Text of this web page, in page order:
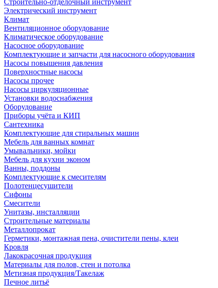
Строительно-отделочный инструмент
Электрический инструмент
Климат
Вентиляционное оборудование
Климатическое оборудование
Насосное оборудование
Комплектующие и запчасти для насосного оборудования
Насосы повышения давления
Поверхностные насосы
Насосы прочее
Насосы циркуляционные
Установки водоснабжения
Оборудование
Приборы учёта и КИП
Сантехника
Комплектующие для стиральных машин
Мебель для ванных комнат
Умывальники, мойки
Мебель для кухни эконом
Ванны, поддоны
Комплектующие к смесителям
Полотенцесушители
Сифоны
Смесители
Унитазы, инсталляции
Строительные материалы
Металлопрокат
Герметики, монтажная пена, очистители пены, клеи
Кровля
Лакокрасочная продукция
Материалы для полов, стен и потолка
Метизная продукция/Такелаж
Печное литьё